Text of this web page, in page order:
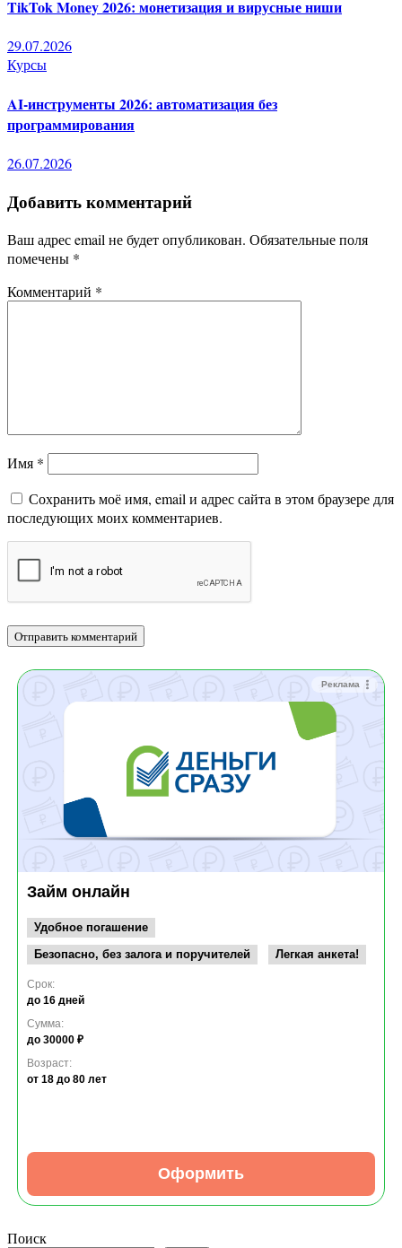
TikTok Money 2026: монетизация и вирусные ниши
29.07.2026
Курсы
AI-инструменты 2026: автоматизация без
программирования
26.07.2026
Добавить комментарий
Ваш адрес email не будет опубликован. Обязательные поля
помечены *
Комментарий *
Имя *
Сохранить моё имя, email и адрес сайта в этом браузере для
последующих моих комментариев.
Реклама
Займ онлайн
Удобное погашение
Безопасно, без залога и поручителей
Легкая анкета!
Срок:
до 16 дней
Сумма:
до 30000 ₽
Возраст:
от 18 до 80 лет
Оформить
Поиск